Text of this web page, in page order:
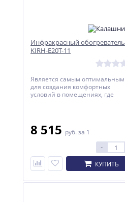
Инфракрасный обогреватель
KIRH-E20T-11
Является самым оптимальным
для создания комфортных
условий в помещениях, где
8 515 руб. за 1
-
КУПИТЬ